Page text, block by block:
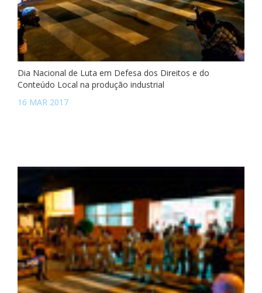
Dia Nacional de Luta em Defesa dos Direitos e do
Conteúdo Local na produção industrial
16 MAR 2017